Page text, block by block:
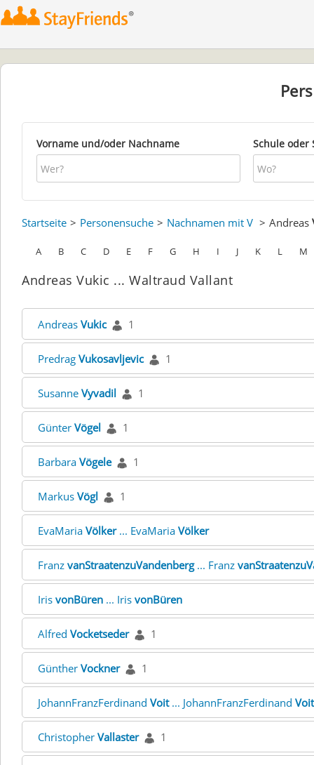
Vorname und/oder Nachname Schule oder
Startseite Personensuche Nachnamen mit V Andreas
A B C D E F G H I J K L M
Andreas Vukic ... Waltraud Vallant
Andreas Vukic 1
Predrag Vukosavljevic 1
Susanne Vyvadil 1
Günter Vögel 1
Barbara Vögele 1
Markus Vögl 1
EvaMaria Völker... EvaMaria Völker
Franz vanStraatenzuVandenberg... Franz
Iris vonBüren ... Iris vonBüren
Alfred Vocketseder 1
Günther Vockner 1
JohannFranzFerdinand Voit... JohannFranzFerdinand Voit
Christopher Vallaster 1